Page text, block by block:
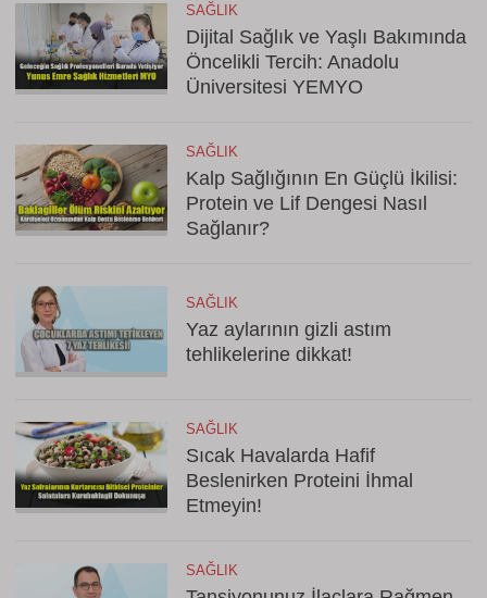
SAĞLIK
Dijital Sağlık ve Yaşlı Bakımında
Öncelikli Tercih: Anadolu
Üniversitesi YEMYO
SAĞLIK
Kalp Sağlığının En Güçlü İkilisi:
Protein ve Lif Dengesi Nasıl
Sağlanır?
SAĞLIK
Yaz aylarının gizli astım
tehlikelerine dikkat!
SAĞLIK
Sıcak Havalarda Hafif
Beslenirken Proteini İhmal
Etmeyin!
SAĞLIK